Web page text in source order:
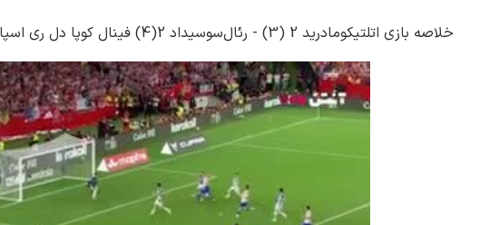
خلاصه بازی اتلتیکومادرید 2 (3) - رئال‌سوسیداد 2(4) فینال کوپا دل ری اسپانیا 2025/26